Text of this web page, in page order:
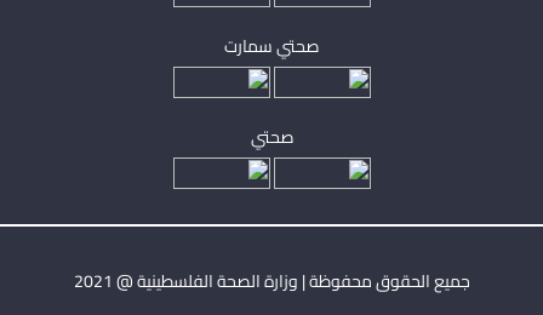
صحتي سمارت
صحتي
جميع الحقوق محفوظة | وزارة الصحة الفلسطينية @ 2021